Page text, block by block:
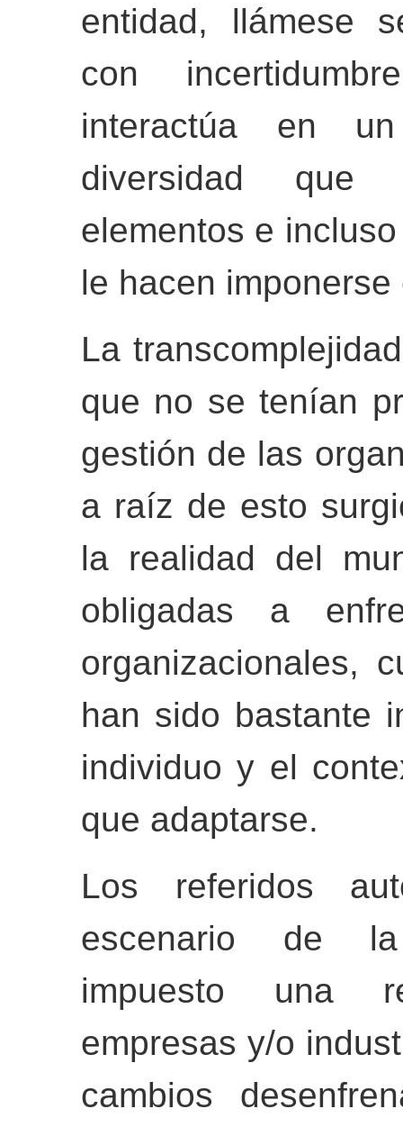
entidad, llámese
con
interactúa en
diversidad que
elementos e
le hacen
La
que no se tenían
gestión de las
a raíz de esto
la realidad del
obligadas a
organizacionales,
han sido bastante
individuo y el
que adaptarse.
Los referidos
escenario de la
impuesto una
empresas y/o
cambios